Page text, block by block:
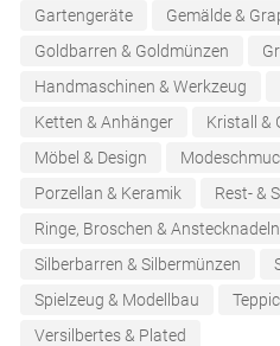
Gartengeräte
Gemälde &
Goldbarren & Goldmünzen
Handmaschinen & Werkzeug
Ketten & Anhänger
Kristall &
Möbel & Design
Porzellan & Keramik
Rest- &
Ringe, Broschen & Anstecknadeln
Silberbarren & Silbermünzen
Spielzeug & Modellbau
Versilbertes & Plated